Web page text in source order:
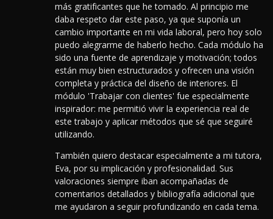
más gratificantes que he tomado. Al principio me
daba respeto dar este paso, ya que suponía un
cambio importante en mi vida laboral, pero hoy solo
puedo alegrarme de haberlo hecho. Cada módulo ha
sido una fuente de aprendizaje y motivación; todos
están muy bien estructurados y ofrecen una visión
completa y práctica del diseño de interiores. El
módulo 'Trabajar con clientes' fue especialmente
inspirador: me permitió vivir la experiencia real de
este trabajo y aplicar métodos que sé que seguiré
utilizando.
También quiero destacar especialmente a mi tutora,
Eva, por su implicación y profesionalidad. Sus
valoraciones siempre iban acompañadas de
comentarios detallados y bibliografía adicional que
me ayudaron a seguir profundizando en cada tema.